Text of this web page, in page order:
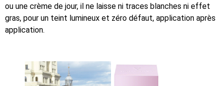
ou une crème de jour, il ne laisse ni traces blanches ni effet
gras, pour un teint lumineux et zéro défaut, application après
application.